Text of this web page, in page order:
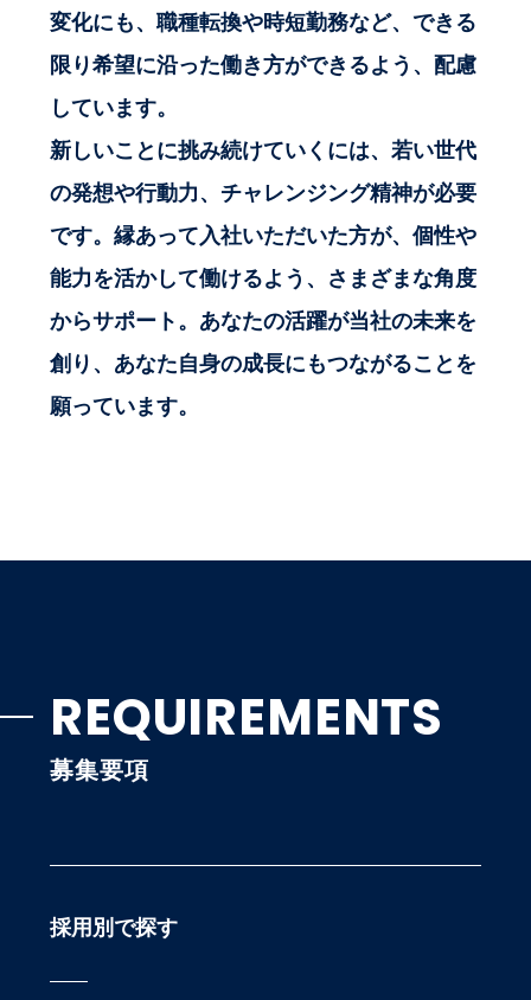
変化にも、職種転換や時短勤務など、できる
限り希望に沿った働き方ができるよう、配慮
しています。
新しいことに挑み続けていくには、若い世代
の発想や行動力、チャレンジング精神が必要
です。縁あって入社いただいた方が、個性や
能力を活かして働けるよう、さまざまな角度
からサポート。あなたの活躍が当社の未来を
創り、あなた自身の成長にもつながることを
願っています。
REQUIREMENTS
募集要項
採用別で探す